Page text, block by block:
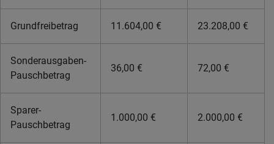
Grundfreibetrag 11.604,00 € 23.208,00 €
Sonderausgaben-
Pauschbetrag
36,00 € 72,00 €
Sparer-
Pauschbetrag
1.000,00 € 2.000,00 €